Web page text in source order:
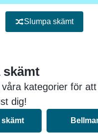
Slumpa skämt
skämt
våra kategorier för
dig!